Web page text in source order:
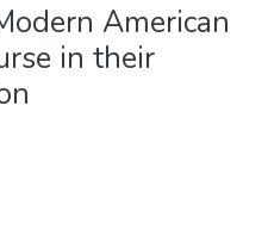
American
in their